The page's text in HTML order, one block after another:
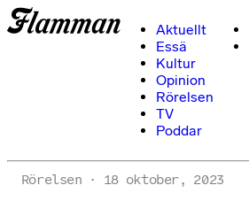
Aktuellt
Essä
Kultur
Opinion
Rörelsen
TV
Poddar
Rörelsen 18 oktober, 2023